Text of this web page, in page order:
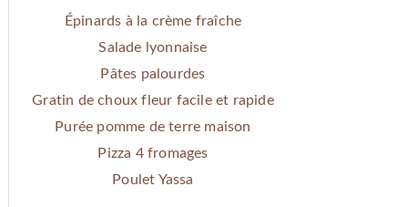
Épinards à la crème fraîche
Salade lyonnaise
Pâtes palourdes
Gratin de choux fleur facile et rapide
Purée pomme de terre maison
Pizza 4 fromages
Poulet Yassa